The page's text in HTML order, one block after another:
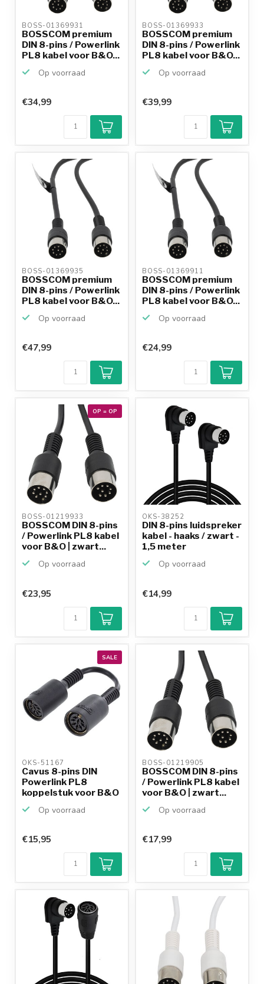
BOSS-01369931
BOSSCOM premium
DIN 8-pins / Powerlink
PL8 kabel voor B&O...
Op voorraad
€34,99
BOSS-01369933
BOSSCOM premium
DIN 8-pins / Powerlink
PL8 kabel voor B&O...
Op voorraad
€39,99
BOSS-01369935
BOSSCOM premium
DIN 8-pins / Powerlink
PL8 kabel voor B&O...
Op voorraad
€47,99
BOSS-01369911
BOSSCOM premium
DIN 8-pins / Powerlink
PL8 kabel voor B&O...
Op voorraad
€24,99
OP = OP
BOSS-01219933
BOSSCOM DIN 8-pins
/ Powerlink PL8 kabel
voor B&O | zwart...
Op voorraad
€23,95
OKS-38252
DIN 8-pins luidspreker
kabel - haaks / zwart -
1,5 meter
Op voorraad
€14,99
SALE
OKS-51167
Cavus 8-pins DIN
Powerlink PL8
koppelstuk voor B&O
Op voorraad
€15,95
BOSS-01219905
BOSSCOM DIN 8-pins
/ Powerlink PL8 kabel
voor B&O | zwart...
Op voorraad
€17,99